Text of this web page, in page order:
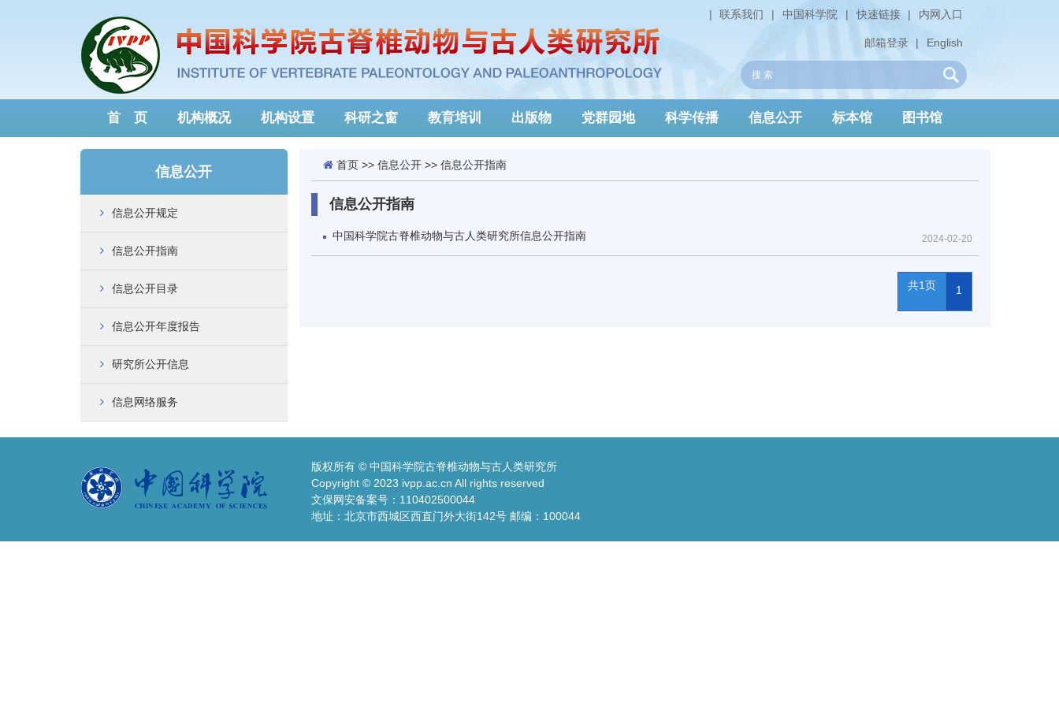
内网入口
|
快速链接
|
中国科学院
|
联系我们
|
English
|
邮箱登录
首 页 机构概况 机构设置 科研之窗 教育培训 出版物 党群园地 科学传播 信息公开 标本馆 图书馆
信息公开
信息公开规定
信息公开指南
信息公开目录
信息公开年度报告
研究所公开信息
信息网络服务
首页>> 信息公开>> 信息公开指南
信息公开指南
2024-02-20
中国科学院古脊椎动物与古人类研究所信息公开指南
共1页 1
版权所有 © 中国科学院古脊椎动物与古人类研究所
Copyright © 2023 ivpp.ac.cn All rights reserved
文保网安备案号：110402500044
地址：北京市西城区西直门外大街142号 邮编：100044